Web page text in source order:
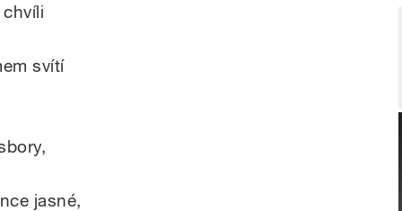
svítí
jasné,